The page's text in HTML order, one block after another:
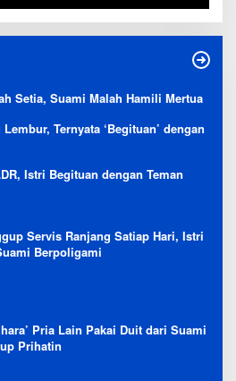
Setia, Suami Malah Hamili Mertua
Ternyata ‘Begituan’ dengan
Istri Begituan dengan Teman
Servis Ranjang Satiap Hari, Istri
Berpoligami
Pria Lain Pakai Duit dari Suami
Prihatin